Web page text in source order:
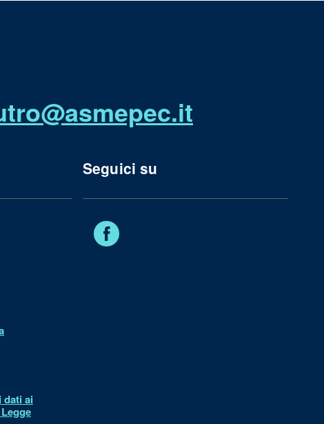
dati ai
Seguici su